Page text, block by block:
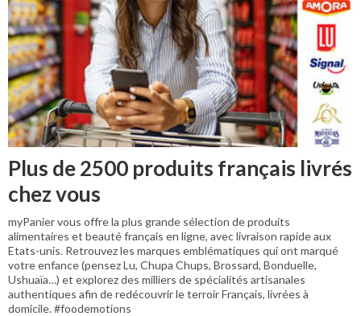
Plus de 2500 produits français livrés
chez vous
myPanier vous offre la plus grande sélection de produits
alimentaires et beauté français en ligne, avec livraison rapide aux
Etats-unis. Retrouvez les marques emblématiques qui ont marqué
votre enfance (pensez Lu, Chupa Chups, Brossard, Bonduelle,
Ushuaïa…) et explorez des milliers de spécialités artisanales
authentiques afin de redécouvrir le terroir Français, livrées à
domicile. #foodemotions